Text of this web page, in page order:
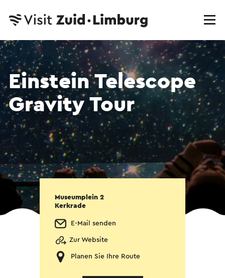
Einstein Telescope
Gravity Tour
Museumplein 2
Kerkrade
E-Mail senden
Zur Website
Planen Sie Ihre Route